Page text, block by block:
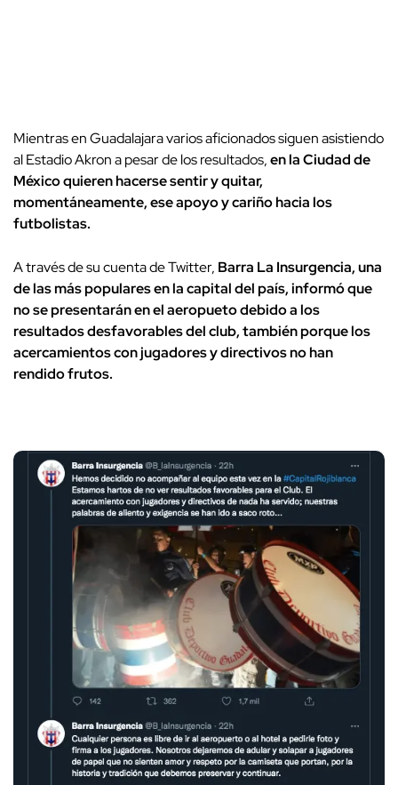
Mientras en Guadalajara varios aficionados siguen asistiendo
al Estadio Akron a pesar de los resultados,en la Ciudad de
México quieren hacerse sentir y quitar,
momentáneamente, ese apoyo y cariño hacia los
futbolistas.
A través de su cuenta de Twitter, Barra La Insurgencia, una
de las más populares en la capital del país, informó que
no se presentarán en el aeropueto debido a los
resultados desfavorables del club, también porque los
acercamientos con jugadores y directivos no han
rendido frutos.